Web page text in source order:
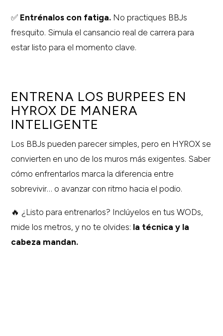
✅ Entrénalos con fatiga. No practiques BBJs
fresquito. Simula el cansancio real de carrera para
estar listo para el momento clave.
ENTRENA LOS BURPEES EN
HYROX DE MANERA
INTELIGENTE
Los BBJs pueden parecer simples, pero en HYROX se
convierten en uno de los muros más exigentes. Saber
cómo enfrentarlos marca la diferencia entre
sobrevivir… o avanzar con ritmo hacia el podio.
🔥 ¿Listo para entrenarlos? Inclúyelos en tus WODs,
mide los metros, y no te olvides: la técnica y la
cabeza mandan.